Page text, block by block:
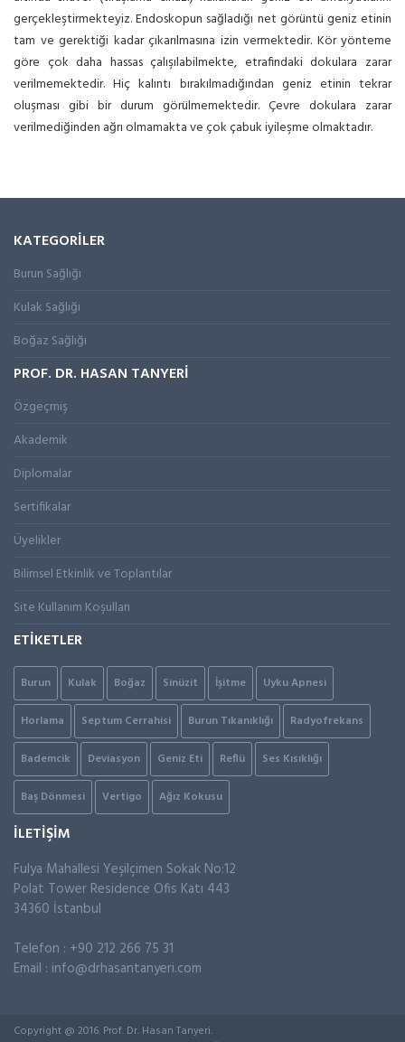
gerçekleştirmekteyiz. Endoskopun sağladığı net görüntü geniz etinin
tam ve gerektiği kadar çıkarılmasına izin vermektedir. Kör yönteme
göre çok daha hassas çalışılabilmekte, etrafindaki dokulara zarar
verilmemektedir. Hiç kalıntı bırakılmadığından geniz etinin tekrar
oluşması gibi bir durum görülmemektedir. Çevre dokulara zarar
verilmediğinden ağrı olmamakta ve çok çabuk iyileşme olmaktadır.
KATEGORİLER
Burun Sağlığı
Kulak Sağlığı
Boğaz Sağlığı
PROF. DR. HASAN TANYERİ
Özgeçmiş
Akademik
Diplomalar
Sertifikalar
Üyelikler
Bilimsel Etkinlik ve Toplantılar
Site Kullanım Koşulları
ETİKETLER
Burun Kulak Boğaz Sinüzit İşitme Uyku Apnesi
Horlama Septum Cerrahisi Burun Tıkanıklığı Radyofrekans
Bademcik Deviasyon Geniz Eti Reflü Ses Kısıklığı
Baş Dönmesi Vertigo Ağız Kokusu
İLETİŞİM
Fulya Mahallesi Yeşilçimen Sokak No:12
Polat Tower Residence Ofis Katı 443
34360 İstanbul
Telefon : +90 212 266 75 31
Email : info@drhasantanyeri.com
Copyright @ 2016. Prof. Dr. Hasan Tanyeri.